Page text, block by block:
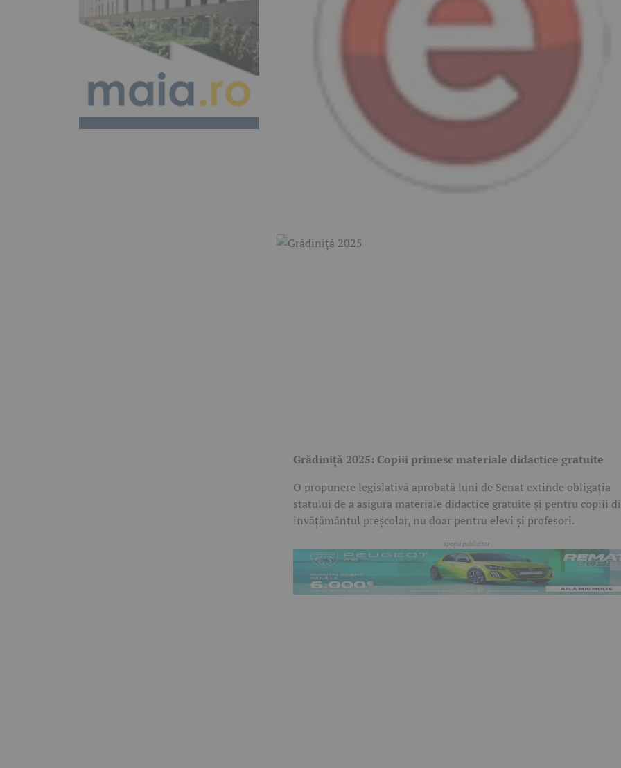
Grădiniță 2025: Copiii primesc materiale didactice gratuite
O propunere legislativă aprobată luni de Senat extinde obligația
statului de a asigura materiale didactice gratuite și pentru copiii
învățământul preșcolar, nu doar pentru elevi și profesori.